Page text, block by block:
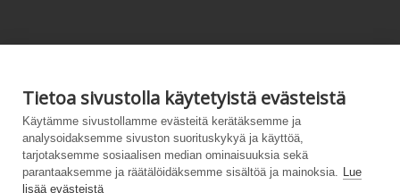
Tietoa sivustolla käytetyistä evästeistä
Käytämme sivustollamme evästeitä kerätäksemme ja
analysoidaksemme sivuston suorituskykyä ja käyttöä,
tarjotaksemme sosiaalisen median ominaisuuksia sekä
parantaaksemme ja räätälöidäksemme sisältöä ja mainoksia. Lue
lisää evästeistä
Tämän sivuston tuottamiseen on saatu rahoitusta Euroopan unionin
LIFE-ohjelmasta. Tämän sivuston sisältö edustaa ainoastaan
CANEMURE-hankkeen näkemyksiä ja EASME/EU:n komissio ei ole
vastuussa sivuston sisältämän informaation mahdollisesta käytöstä.